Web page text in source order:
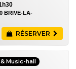
BRIVE-LA-
RÉSERVER
Music-hall